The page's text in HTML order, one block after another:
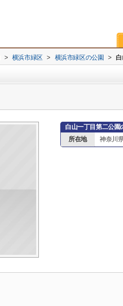
> 横浜市緑区 > 横浜市緑区の公園 >
白山一丁目第二公園
所在地
神奈川